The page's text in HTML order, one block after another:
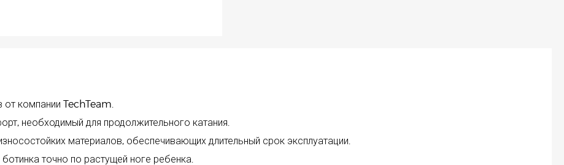
компании TechTeam.
необходимый для продолжительного катания.
материалов, обеспечивающих длительный срок эксплуатации.
точно по растущей ноге ребенка.